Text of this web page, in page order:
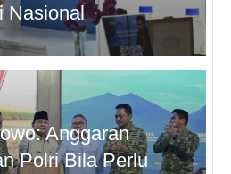
Nasional
Anggaran
Polri Bila Perlu